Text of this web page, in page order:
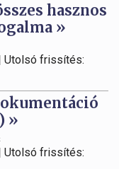
hasznos
»
Utolsó frissítés:
»
Utolsó frissítés: